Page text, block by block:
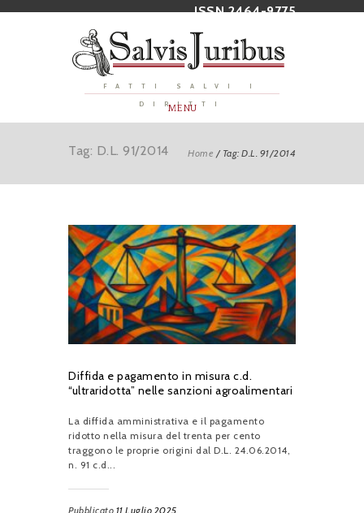
ISSN 2464-9775
FATTI SALVI I
DIRITTI
MENU
Home / Tag: D.L. 91/2014
Tag: D.L. 91/2014
Diffida e pagamento in misura c.d.
“ultraridotta” nelle sanzioni agroalimentari
La diffida amministrativa e il pagamento
ridotto nella misura del trenta per cento
traggono le proprie origini dal D.L. 24.06.2014,
n. 91 c.d...
Pubblicato 11 Luglio 2025